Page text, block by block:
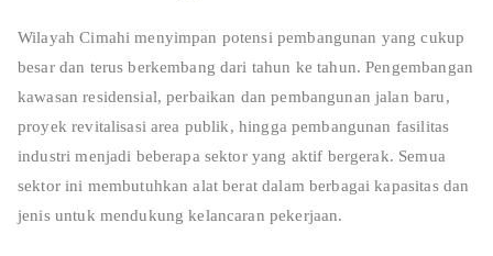
Wilayah Cimahi menyimpan potensi pembangunan yang cukup
besar dan terus berkembang dari tahun ke tahun. Pengembangan
kawasan residensial, perbaikan dan pembangunan jalan baru,
proyek revitalisasi area publik, hingga pembangunan fasilitas
industri menjadi beberapa sektor yang aktif bergerak. Semua
sektor ini membutuhkan alat berat dalam berbagai kapasitas dan
jenis untuk mendukung kelancaran pekerjaan.